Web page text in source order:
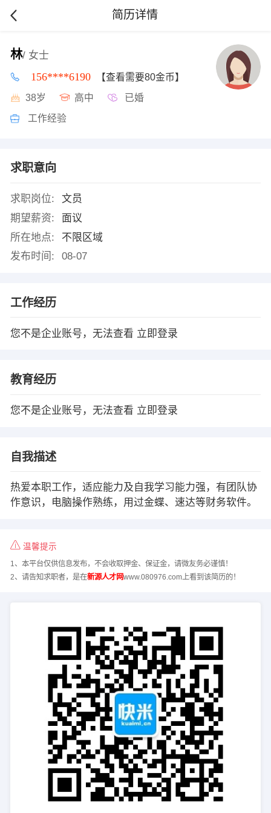
简历详情
林/ 女士
156****6190 【查看需要80金币】
38岁 高中 已婚
工作经验
求职意向
求职岗位:
文员
期望薪资:
面议
所在地点:
不限区域
发布时间:
08-07
工作经历
您不是企业账号，无法查看 立即登录
教育经历
您不是企业账号，无法查看 立即登录
自我描述
热爱本职工作，适应能力及自我学习能力强，有团队协
作意识，电脑操作熟练，用过金蝶、速达等财务软件。
温馨提示
1、本平台仅供信息发布，不会收取押金、保证金，请微友务必谨慎！
2、请告知求职者，是在新源人才网www.080976.com上看到该简历的！